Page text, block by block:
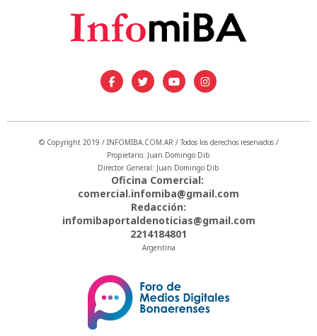
© Copyright 2019 / INFOMIBA.COM.AR / Todos los derechos reservados /
Propietario: Juan Domingo Dib
Director General: Juan Domingo Dib
Oficina Comercial:
comercial.infomiba@gmail.com
Redacción:
infomibaportaldenoticias@gmail.com
2214184801
Argentina